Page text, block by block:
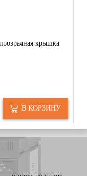
крышка
В КОРЗИНУ